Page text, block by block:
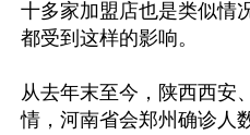
十多家加盟店也是类似情
都受到这样的影响。
从去年末至今，陕西西安
情，河南省会郑州确诊人